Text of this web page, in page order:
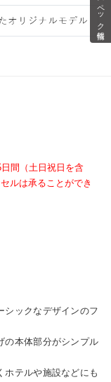
スペック情報
間（土日祝日を含
ルは承ることができ
シックなデザインのフ
の本体部分がシンプル
ホテルや施設などにも